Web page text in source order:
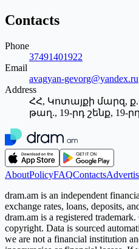
Contacts
Phone
37491401922
Email
avagyan-gevorg@yandex.ru
Address
ՀՀ, Կոտայքի մարզ,
թաղ., 19-րդ շենք, 19-
AboutPolicyFAQContacts
dram.am is an independent
exchange rates, loans, deposits,
dram.am is a registered
copyright. Data is sourced
we are not a financial institution